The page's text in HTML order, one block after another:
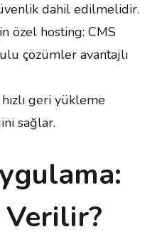
dahil edilmelidir.
özel hosting: CMS
çözümler avantajlı
geri yükleme
sağlar.
Verilir?